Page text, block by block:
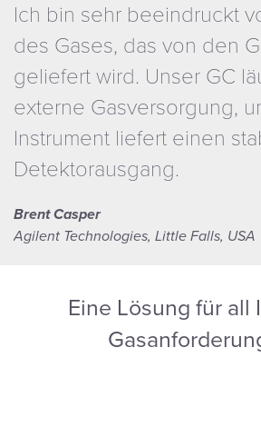
Ich bin sehr beeindruckt
des Gases, das von den
geliefert wird. Unser GC
externe Gasversorgung,
Instrument liefert einen
Detektorausgang.
Brent Casper
Agilent Technologies, Little Falls, USA
Eine Lösung für all